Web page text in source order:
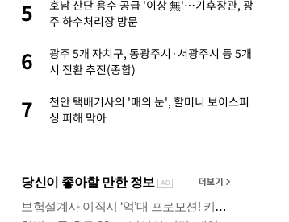
5
호남 산단 용수 공급 '이상 無'…기후장관, 광
주 하수처리장 방문
6
광주 5개 자치구, 동광주시·서광주시 등 5개
시 전환 추진(종합)
7
천안 택배기사의 '매의 눈', 할머니 보이스피
싱 피해 막아